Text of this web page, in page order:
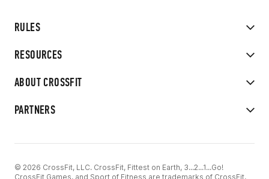
RULES
RESOURCES
ABOUT CROSSFIT
PARTNERS
© 2026 CrossFit, LLC. CrossFit, Fittest on Earth, 3...2...1...Go!
CrossFit Games, and Sport of Fitness are trademarks of CrossFit,